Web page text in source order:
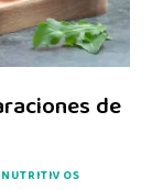
de